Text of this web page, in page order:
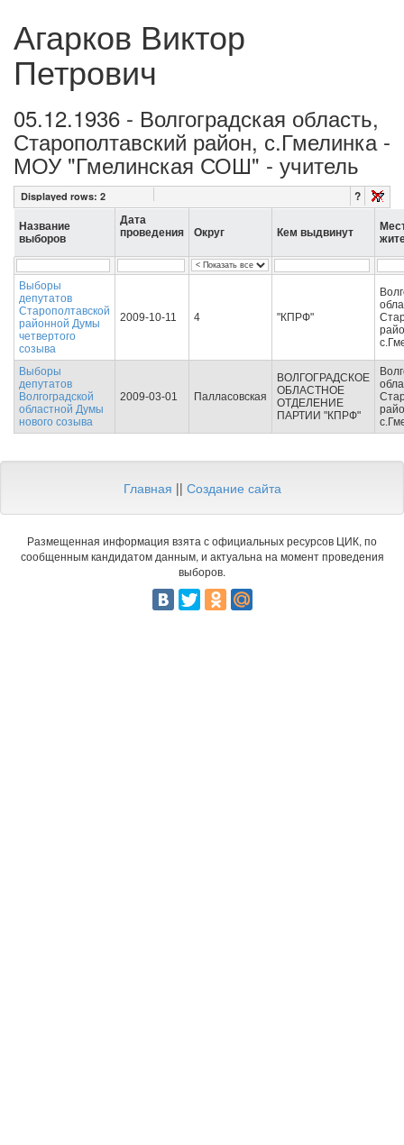
Агарков Виктор
Петрович
05.12.1936 - Волгоградская область,
Старополтавский район, с.Гмелинка -
МОУ "Гмелинская СОШ" - учитель
Displayed rows: 2 ?
Название
выборов
Дата
проведения
Округ Кем выдвинут
Выборы
депутатов
Старополтавской
районной Думы
четвертого
созыва
2009-10-11 4 "КПРФ"
Выборы
депутатов
Волгоградской
областной Думы
нового созыва
2009-03-01 Палласовская
ВОЛГОГРАДСКОЕ
ОБЛАСТНОЕ
ОТДЕЛЕНИЕ
ПАРТИИ "КПРФ"
Главная || Создание сайта
Размещенная информация взята с официальных ресурсов ЦИК, по
сообщенным кандидатом данным, и актуальна на момент проведения
выборов.